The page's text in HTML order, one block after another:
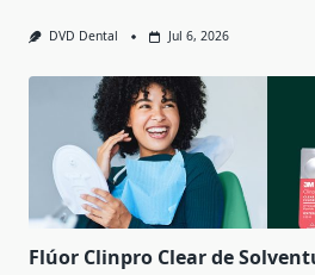
DVD Dental Jul 6, 2026
Flúor Clinpro Clear de